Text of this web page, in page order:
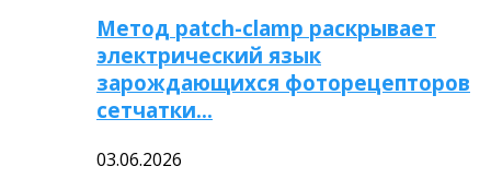
Метод patch-clamp раскрывает
электрический язык
зарождающихся фоторецепторов
сетчатки…
03.06.2026